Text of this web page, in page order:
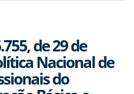
de 29 de
Nacional de
do